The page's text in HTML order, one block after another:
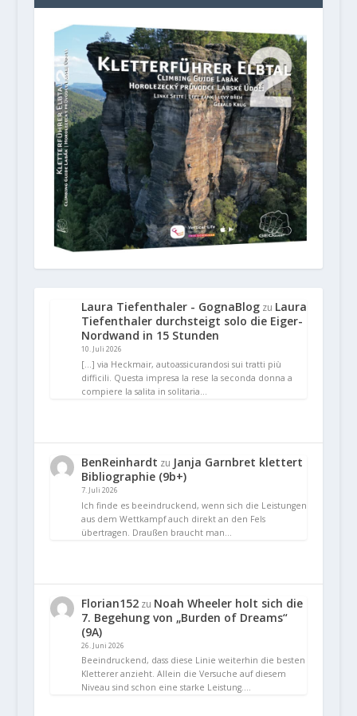
Laura Tiefenthaler - GognaBlogzu Laura
Tiefenthaler durchsteigt solo die Eiger-
Nordwand in 15 Stunden
10. Juli 2026
[…] via Heckmair, autoassicurandosi sui tratti più
difficili. Questa impresa la rese la seconda donna a
compiere la salita in solitaria…
BenReinhardt zu Janja Garnbret klettert
Bibliographie (9b+)
7. Juli 2026
Ich finde es beeindruckend, wenn sich die Leistungen
aus dem Wettkampf auch direkt an den Fels
übertragen. Draußen braucht man…
Florian152zu Noah Wheeler holt sich die
7. Begehung von „Burden of Dreams“
(9A)
26. Juni 2026
Beeindruckend, dass diese Linie weiterhin die besten
Kletterer anzieht. Allein die Versuche auf diesem
Niveau sind schon eine starke Leistung.…